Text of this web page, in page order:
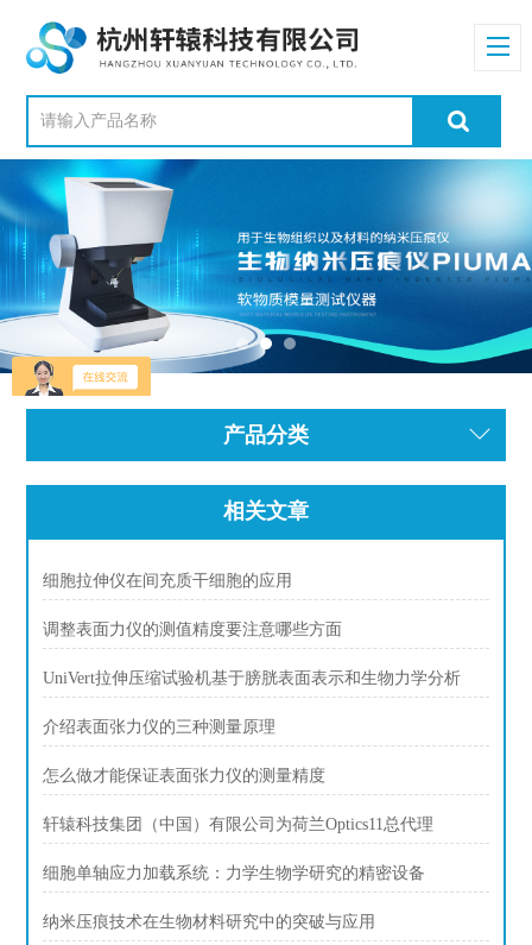
产品分类
相关文章
细胞拉伸仪在间充质干细胞的应用
调整表面力仪的测值精度要注意哪些方面
UniVert拉伸压缩试验机基于膀胱表面表示和生物力学分析
介绍表面张力仪的三种测量原理
怎么做才能保证表面张力仪的测量精度
轩辕科技集团（中国）有限公司为荷兰Optics11总代理
细胞单轴应力加载系统：力学生物学研究的精密设备
纳米压痕技术在生物材料研究中的突破与应用